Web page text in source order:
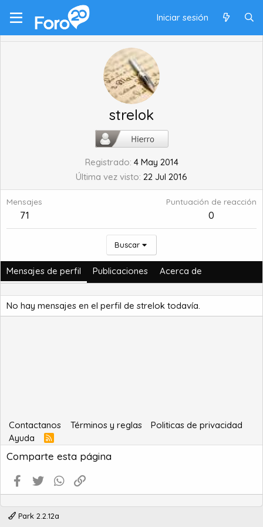
Iniciar sesión
strelok
Registrado 4 May 2014
Última vez visto 22 Jul 2016
Mensajes
71
Puntuación de reacción
0
Buscar
Mensajes de perfil Publicaciones Acerca de
No hay mensajes en el perfil de strelok todavía.
Contactanos Términos y reglas
Politicas de privacidad
Ayuda
R
S
S
Comparte esta página
Facebook
Twitter WhatsApp
Park 2.2.12a